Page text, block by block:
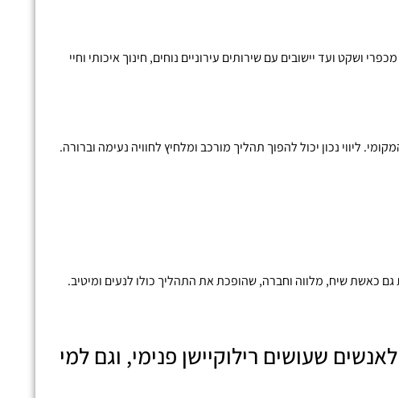
ושקט ועד יישובים עם שירותים עירוניים נוחים, חינוך איכותי וחיי
נכון יכול להפוך תהליך מורכב ומלחיץ לחוויה נעימה וברורה.
כאשת שיח, מלווה וחברה, שהופכת את התהליך כולו לנעים ומיטיב.
שעושים רילוקיישן פנימי, וגם למי